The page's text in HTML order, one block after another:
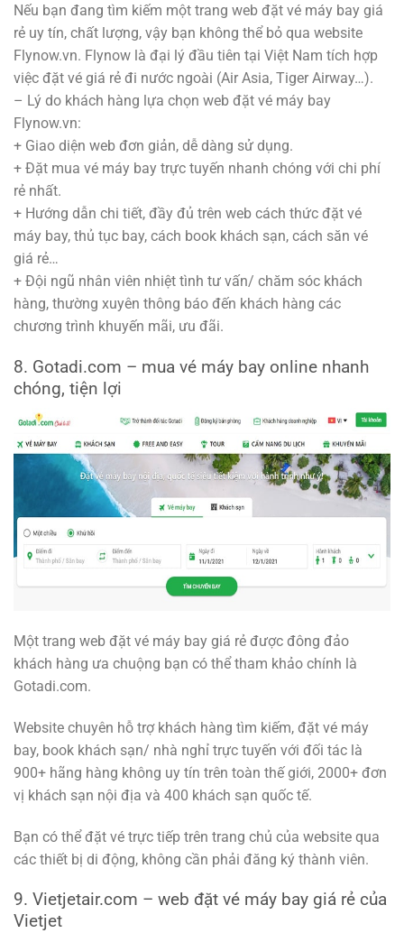
Nếu bạn đang tìm kiếm một trang web đặt vé máy bay giá
rẻ uy tín, chất lượng, vậy bạn không thể bỏ qua website
Flynow.vn. Flynow là đại lý đầu tiên tại Việt Nam tích hợp
việc đặt vé giá rẻ đi nước ngoài (Air Asia, Tiger Airway…).
– Lý do khách hàng lựa chọn web đặt vé máy bay
Flynow.vn:
+ Giao diện web đơn giản, dễ dàng sử dụng.
+ Đặt mua vé máy bay trực tuyến nhanh chóng với chi phí
rẻ nhất.
+ Hướng dẫn chi tiết, đầy đủ trên web cách thức đặt vé
máy bay, thủ tục bay, cách book khách sạn, cách săn vé
giá rẻ…
+ Đội ngũ nhân viên nhiệt tình tư vấn/ chăm sóc khách
hàng, thường xuyên thông báo đến khách hàng các
chương trình khuyến mãi, ưu đãi.
8. Gotadi.com – mua vé máy bay online nhanh
chóng, tiện lợi
Một trang web đặt vé máy bay giá rẻ được đông đảo
khách hàng ưa chuộng bạn có thể tham khảo chính là
Gotadi.com.
Website chuyên hỗ trợ khách hàng tìm kiếm, đặt vé máy
bay, book khách sạn/ nhà nghỉ trực tuyến với đối tác là
900+ hãng hàng không uy tín trên toàn thế giới, 2000+ đơn
vị khách sạn nội địa và 400 khách sạn quốc tế.
Bạn có thể đặt vé trực tiếp trên trang chủ của website qua
các thiết bị di động, không cần phải đăng ký thành viên.
9. Vietjetair.com – web đặt vé máy bay giá rẻ của
Vietjet